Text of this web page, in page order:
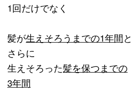
1回だけでなく
髪が生えそろうまでの1年間と
さらに
生えそろった髪を保つまでの
3年間